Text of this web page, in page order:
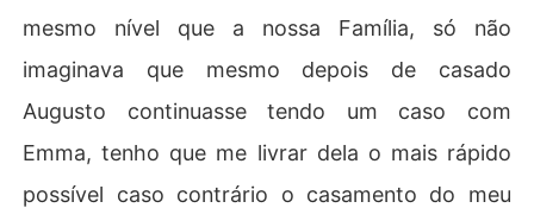
mesmo nível que a nossa Família, só não
imaginava que mesmo depois de casado
Augusto continuasse tendo um caso com
Emma, tenho que me livrar dela o mais rápido
possível caso contrário o casamento do meu